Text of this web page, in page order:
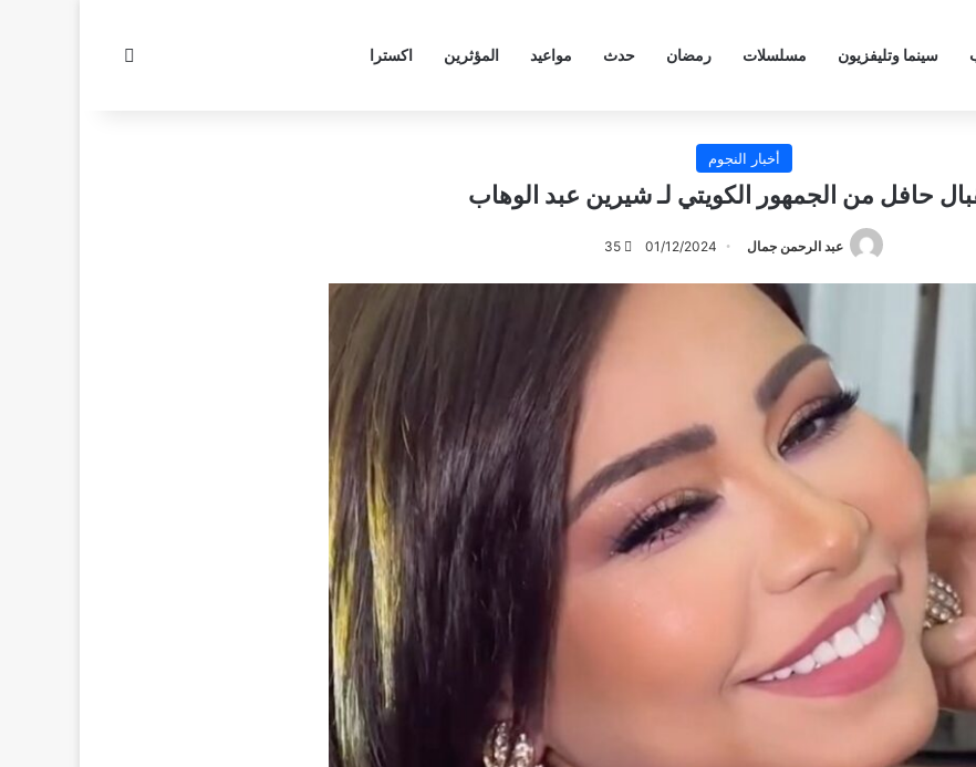
سينما وتليفزيون مسلسلات رمضان حدث مواعيد المؤثرين اكسترا
أخبار النجوم
حافل من الجمهور الكويتي لـ شيرين عبد الوهاب
عبد الرحمن جمال 01/12/2024
35